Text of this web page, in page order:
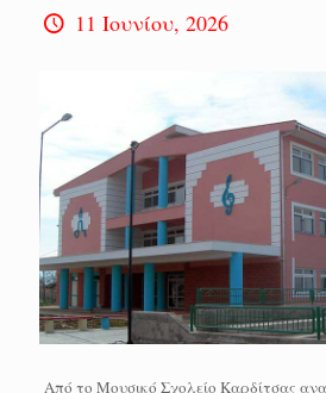
11 Ιουνίου, 2026
Από το Μουσικό Σχολείο Καρδίτσας